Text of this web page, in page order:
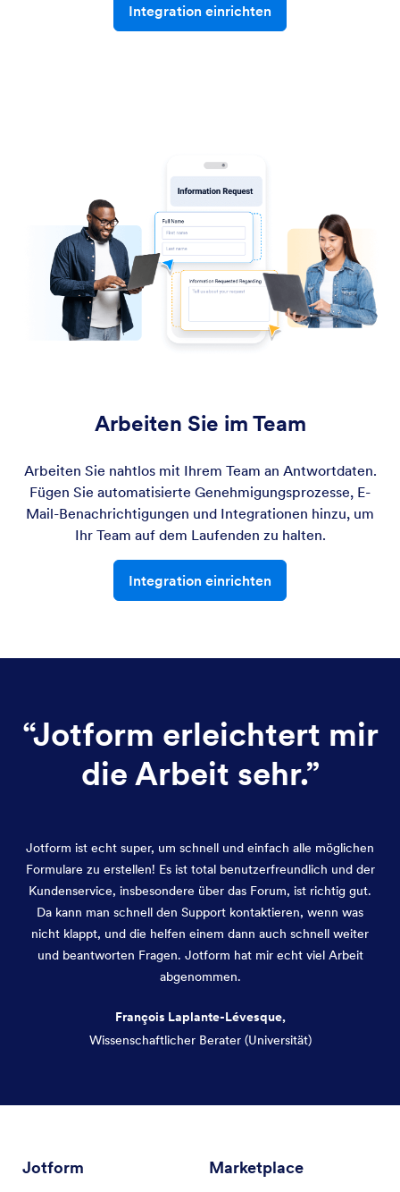
Integration einrichten
Arbeiten Sie im Team
Arbeiten Sie nahtlos mit Ihrem Team an Antwortdaten.
Fügen Sie automatisierte Genehmigungsprozesse, E-
Mail-Benachrichtigungen und Integrationen hinzu, um
Ihr Team auf dem Laufenden zu halten.
Integration einrichten
“Jotform erleichtert mir
die Arbeit sehr.”
Jotform ist echt super, um schnell und einfach alle möglichen
Formulare zu erstellen! Es ist total benutzerfreundlich und der
Kundenservice, insbesondere über das Forum, ist richtig gut.
Da kann man schnell den Support kontaktieren, wenn was
nicht klappt, und die helfen einem dann auch schnell weiter
und beantworten Fragen. Jotform hat mir echt viel Arbeit
abgenommen.
François Laplante-Lévesque,
Wissenschaftlicher Berater (Universität)
Jotform Marketplace